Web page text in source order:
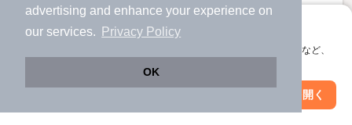
advertising and enhance your experience on
our services.
Privacy Policy
OK
アプリに切り替えて、サクサクお部屋探し
会員登録なしですぐ使える。マップ検索やお気に入り保存など、
アプリを開く
3階建 / 5年 / 鉄骨造
絞り込み条件を変更